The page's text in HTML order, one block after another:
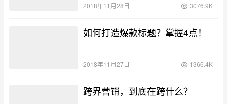
2018年11月28日 3076.9K
如何打造爆款标题？掌握4点！
2018年11月27日 1366.4K
跨界营销，到底在跨什么？